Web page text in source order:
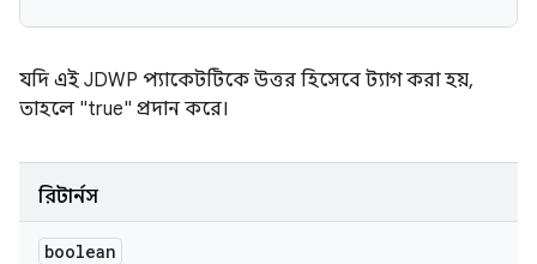
যদি এই JDWP প্যাকেটটিকে উত্তর হিসেবে ট্যাগ করা হয়,
তাহলে "true" প্রদান করে।
রিটার্নস
boolean